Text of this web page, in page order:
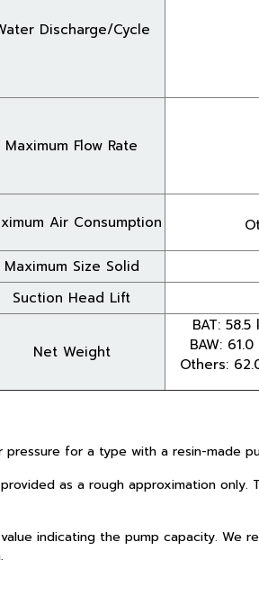
Discharge/Cycle
Maximum Flow Rate
Air Consumption
Maximum Size Solid
Suction Head Lift
Net Weight
BAT: 58.5
BAW:
Others:
pressure for a type with a resin-made
as a rough approximation
indicating the pump capacity.